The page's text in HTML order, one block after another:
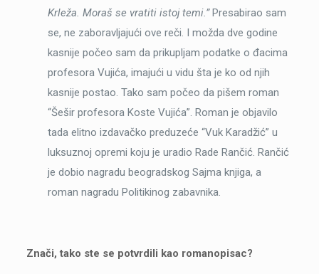
Krleža. Moraš se vratiti istoj temi.”Presabirao sam
se, ne zaboravljajući ove reči. I možda dve godine
kasnije počeo sam da prikupljam podatke o đacima
profesora Vujića, imajući u vidu šta je ko od njih
kasnije postao. Tako sam počeo da pišem roman
“Šešir profesora Koste Vujića”. Roman je objavilo
tada elitno izdavačko preduzeće “Vuk Karadžić” u
luksuznoj opremi koju je uradio Rade Rančić. Rančić
je dobio nagradu beogradskog Sajma knjiga, a
roman nagradu Politikinog zabavnika.
Znači, tako ste se potvrdili kao romanopisac?